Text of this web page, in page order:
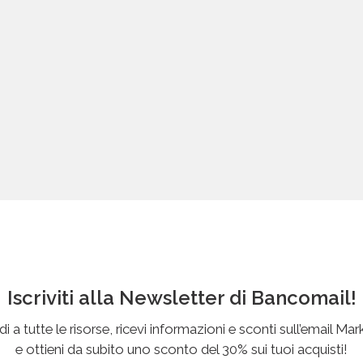
Iscriviti alla Newsletter di Bancomail!
a tutte le risorse, ricevi informazioni e sconti sull’email
e ottieni da subito uno sconto del 30% sui tuoi acquisti!